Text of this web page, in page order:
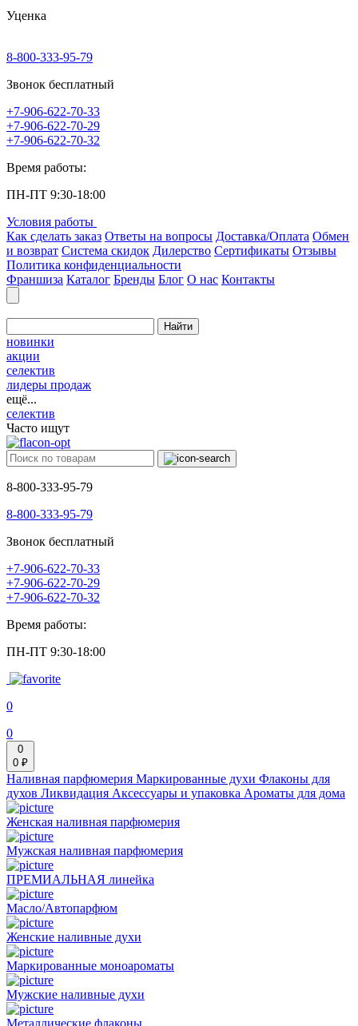
Уценка
8-800-333-95-79
Звонок бесплатный
+7-906-622-70-33
+7-906-622-70-29
+7-906-622-70-32
Время работы:
ПН-ПТ 9:30-18:00
Условия работы
Как сделать заказ Ответы на вопросы Доставка/Оплата Обмен
и возврат Система скидок Дилерство Сертификаты Отзывы
Политика конфиденциальности
Франшиза Каталог Бренды Блог О нас Контакты
Найти
новинки
акции
селектив
лидеры продаж
ещё...
селектив
Часто ищут
8-800-333-95-79
8-800-333-95-79
Звонок бесплатный
+7-906-622-70-33
+7-906-622-70-29
+7-906-622-70-32
Время работы:
ПН-ПТ 9:30-18:00
0
0
0
0 ₽
Наливная парфюмерия Маркированные духи Флаконы для
духов Ликвидация Аксессуары и упаковка Ароматы для дома
Женская наливная парфюмерия
Мужская наливная парфюмерия
ПРЕМИАЛЬНАЯ линейка
Масло/Автопарфюм
Женские наливные духи
Маркированные моноароматы
Мужские наливные духи
Металлические флаконы